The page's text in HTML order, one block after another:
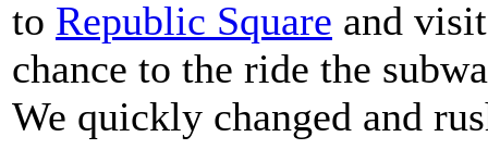
to Republic Square and
chance to the ride the
We quickly changed and